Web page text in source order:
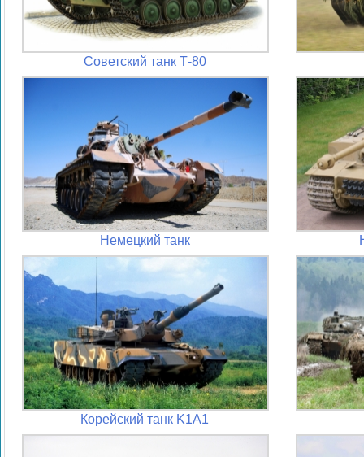
Советский танк Т-80
Немецкий танк
Корейский танк K1A1